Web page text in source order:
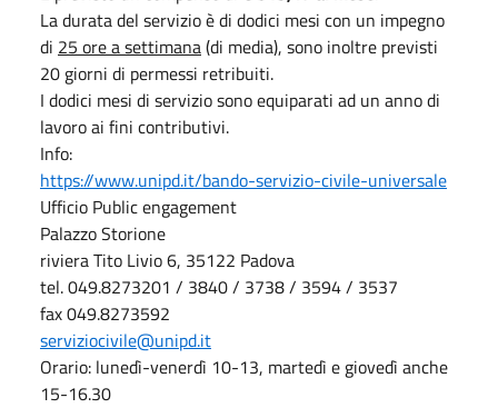
La durata del servizio è di dodici mesi con un impegno
di 25 ore a settimana(di media), sono inoltre previsti
20 giorni di permessi retribuiti.
I dodici mesi di servizio sono equiparati ad un anno di
lavoro ai fini contributivi.
Info:
https://www.unipd.it/bando-servizio-civile-universale
Ufficio Public engagement
Palazzo Storione
riviera Tito Livio 6, 35122 Padova
tel. 049.8273201 / 3840 / 3738 / 3594 / 3537
fax 049.8273592
serviziocivile@unipd.it
Orario: lunedì-venerdì 10-13, martedì e giovedì anche
15-16.30